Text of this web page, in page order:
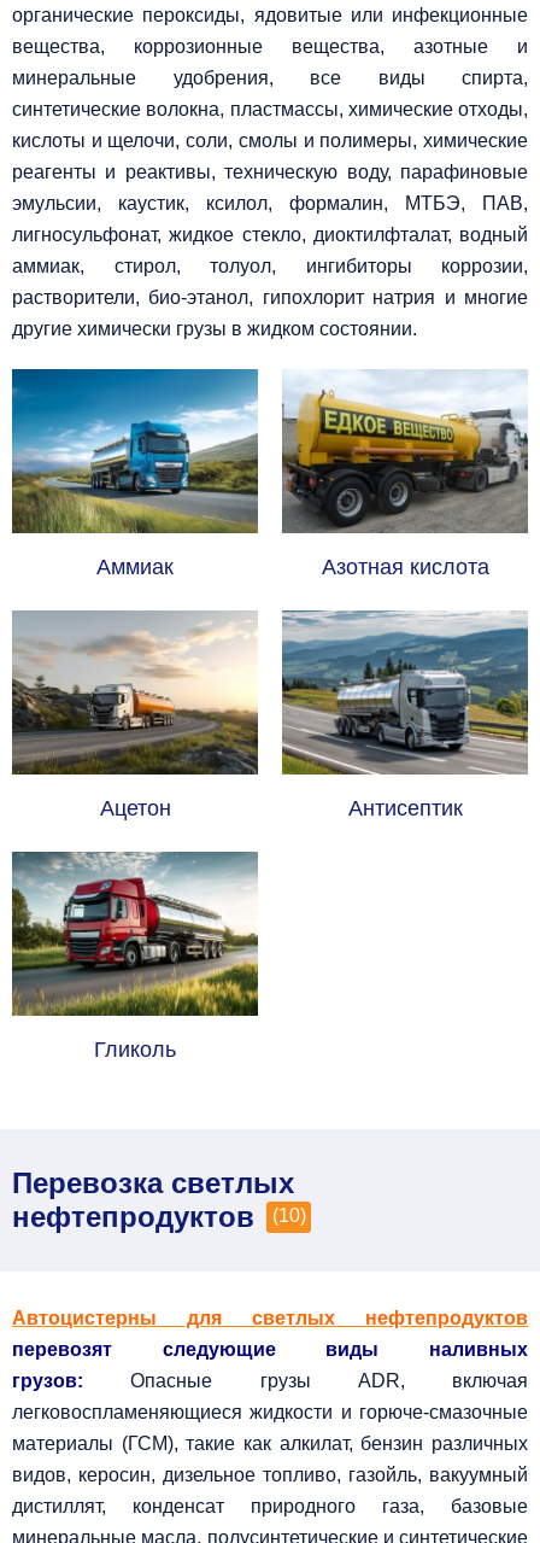
органические пероксиды, ядовитые или инфекционные
вещества, коррозионные вещества, азотные и
минеральные удобрения, все виды спирта,
синтетические волокна, пластмассы, химические отходы,
кислоты и щелочи, соли, смолы и полимеры, химические
реагенты и реактивы, техническую воду, парафиновые
эмульсии, каустик, ксилол, формалин, МТБЭ, ПАВ,
лигносульфонат, жидкое стекло, диоктилфталат, водный
аммиак, стирол, толуол, ингибиторы коррозии,
растворители, био-этанол, гипохлорит натрия и многие
другие химически грузы в жидком состоянии.
Аммиак Азотная кислота
Ацетон Антисептик
Гликоль
Перевозка светлых
нефтепродуктов
(10)
Автоцистерны для светлых нефтепродуктов
перевозят следующие виды наливных
грузов: Опасные грузы ADR, включая
легковоспламеняющиеся жидкости и горюче-смазочные
материалы (ГСМ), такие как алкилат, бензин различных
видов, керосин, дизельное топливо, газойль, вакуумный
дистиллят, конденсат природного газа, базовые
минеральные масла, полусинтетические и синтетические